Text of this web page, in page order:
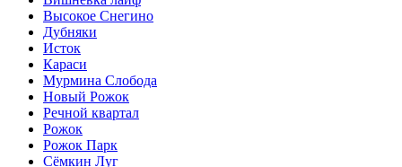
Высокое Снегино
Дубняки
Исток
Караси
Мурмина Слобода
Новый Рожок
Речной квартал
Рожок
Рожок Парк
Сёмкин Луг